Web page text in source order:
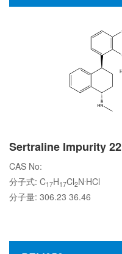
Sertraline Impurity 22
CAS No:
分子式: C17H17Cl2N HCl
分子量: 306.23 36.46